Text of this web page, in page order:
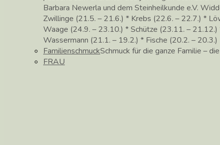
Barbara Newerla und dem Steinheilkunde e.V.
Zwillinge (21.5. – 21.6.) * Krebs (22.6. – 22.7.) *
Waage (24.9. – 23.10.) * Schütze (23.11. –
Wassermann (21.1. – 19.2.) * Fische (20.2. – 20.3.)
FamilienschmuckSchmuck für die ganze Familie –
FRAU